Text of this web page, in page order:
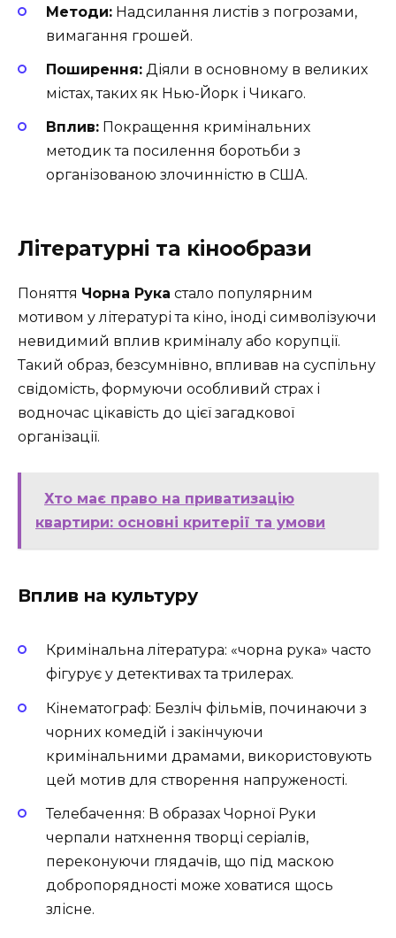
Методи: Надсилання листів з погрозами,
вимагання грошей.
Поширення: Діяли в основному в великих
містах, таких як Нью-Йорк і Чикаго.
Вплив: Покращення кримінальних
методик та посилення боротьби з
організованою злочинністю в США.
Літературні та кінообрази
Поняття Чорна Рука стало популярним
мотивом у літературі та кіно, іноді символізуючи
невидимий вплив криміналу або корупції.
Такий образ, безсумнівно, впливав на суспільну
свідомість, формуючи особливий страх і
водночас цікавість до цієї загадкової
організації.
Хто має право на приватизацію
квартири: основні критерії та умови
Вплив на культуру
Кримінальна література: «чорна рука» часто
фігурує у детективах та трилерах.
Кінематограф: Безліч фільмів, починаючи з
чорних комедій і закінчуючи
кримінальними драмами, використовують
цей мотив для створення напруженості.
Телебачення: В образах Чорної Руки
черпали натхнення творці серіалів,
переконуючи глядачів, що під маскою
добропорядності може ховатися щось
злісне.